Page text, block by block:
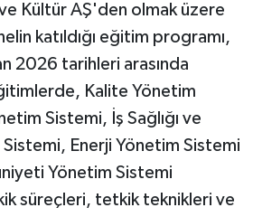
Kültür AŞ'den olmak üzere
katıldığı eğitim programı,
2026 tarihleri arasında
Kalite Yönetim
Sistemi, İş Sağlığı ve
Enerji Yönetim Sistemi
Yönetim Sistemi
süreçleri, tetkik teknikleri ve